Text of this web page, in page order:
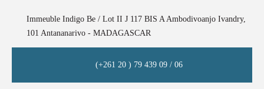
Immeuble Indigo Be / Lot II J 117 BIS A Ambodivoanjo Ivandry,
101 Antananarivo - MADAGASCAR
(+261 20 ) 79 439 09 / 06